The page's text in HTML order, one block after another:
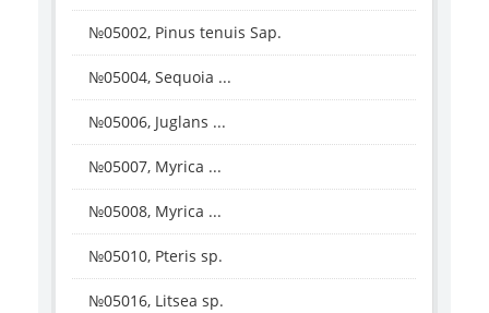
№05002, Pinus tenuis Sap.
№05004, Sequoia ...
№05006, Juglans ...
№05007, Myrica ...
№05008, Myrica ...
№05010, Pteris sp.
№05016, Litsea sp.